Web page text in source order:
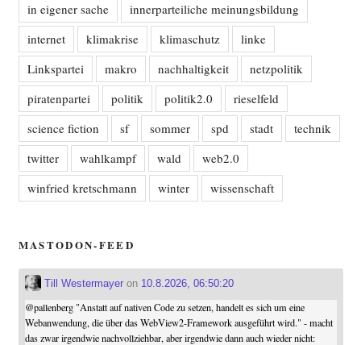
in eigener sache
innerparteiliche meinungsbildung
internet
klimakrise klimaschutz
linke
Linkspartei
makro nachhaltigkeit
netzpolitik
piratenpartei
politik politik2.0
rieselfeld
science fiction
sf sommer spd stadt
technik
twitter
wahlkampf wald
web2.0
winfried kretschmann
winter wissenschaft
MASTODON-FEED
Till Westermayeron 10.8.2026, 06:50:20
@pallenberg"Anstatt auf nativen Code zu setzen, handelt es sich um eine
Webanwendung, die über das WebView2-Framework ausgeführt wird." - macht
das zwar irgendwie nachvollziehbar, aber irgendwie dann auch wieder nicht: